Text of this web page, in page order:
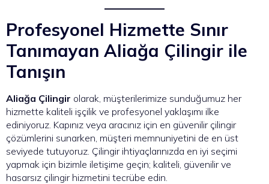
Profesyonel Hizmette Sınır
Tanımayan Aliağa Çilingir ile
Tanışın
Aliağa Çilingir olarak, müşterilerimize sunduğumuz her
hizmette kaliteli işçilik ve profesyonel yaklaşımı ilke
ediniyoruz. Kapınız veya aracınız için en güvenilir çilingir
çözümlerini sunarken, müşteri memnuniyetini de en üst
seviyede tutuyoruz. Çilingir ihtiyaçlarınızda en iyi seçimi
yapmak için bizimle iletişime geçin; kaliteli, güvenilir ve
hasarsız çilingir hizmetini tecrübe edin.